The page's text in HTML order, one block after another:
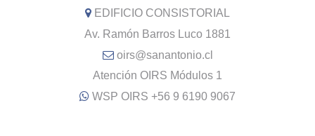
EDIFICIO CONSISTORIAL
Av. Ramón Barros Luco 1881
oirs@sanantonio.cl
Atención OIRS Módulos 1
WSP OIRS +56 9 6190 9067